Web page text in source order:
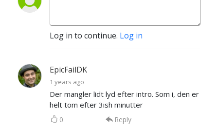
Log in to continue. Log in
EpicFailDK
1 years ago
Der mangler lidt lyd efter intro. Som i, den er
helt tom efter 3ish minutter
0 Reply